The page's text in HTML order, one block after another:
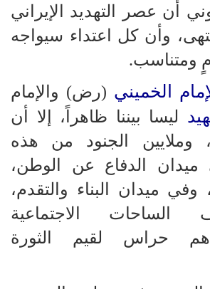
أن عصر التهديد الإيراني
وأن كل اعتداء سيواجه
ومتناسب.
الخميني (رض) والإمام
ليسا بيننا ظاهراً، إلا أن
وملايين الجنود من هذه
ميدان الدفاع عن الوطن،
ميدان البناء والتقدم،
الاجتماعية
هم حراس لقيم الثورة